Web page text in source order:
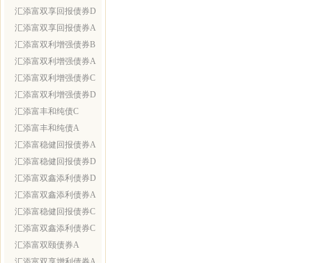
汇添富双享回报债券D
汇添富双享回报债券A
汇添富双利增强债券B
汇添富双利增强债券A
汇添富双利增强债券C
汇添富双利增强债券D
汇添富丰和纯债C
汇添富丰和纯债A
汇添富稳健回报债券A
汇添富稳健回报债券D
汇添富双鑫添利债券D
汇添富双鑫添利债券A
汇添富稳健回报债券C
汇添富双鑫添利债券C
汇添富双颐债券A